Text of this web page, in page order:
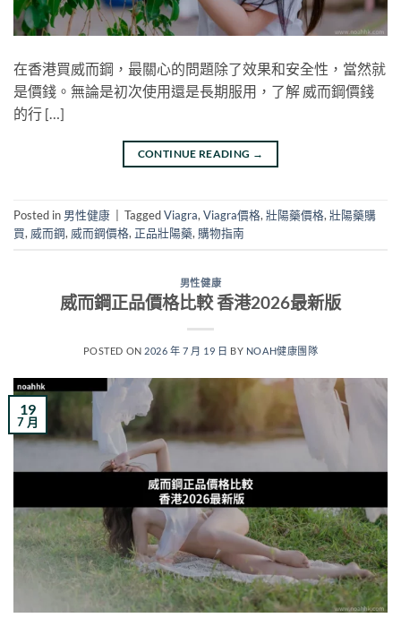
在香港買威而鋼，最關心的問題除了效果和安全性，當然就
是價錢。無論是初次使用還是長期服用，了解 威而鋼價錢
的行 […]
CONTINUE READING →
Posted in 男性健康 TaggedViagra, Viagra價格, 壯陽藥價格, 壯陽藥購
買, 威而鋼, 威而鋼價格, 正品壯陽藥, 購物指南
男性健康
威而鋼正品價格比較 香港2026最新版
POSTED ON 2026 年 7 月 19 日 BY NOAH健康團隊
19
7 月